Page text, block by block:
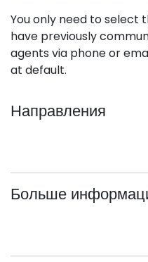
You only need to select
have previously
agents via phone or
at default.
Направления
Больше